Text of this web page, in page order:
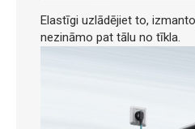
Elastīgi uzlādējiet to,
nezināmo pat tālu no tīkla.